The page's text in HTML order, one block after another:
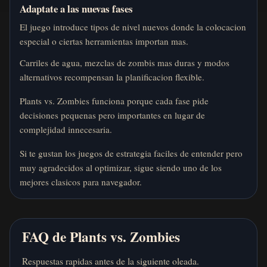
Adaptate a las nuevas fases
El juego introduce tipos de nivel nuevos donde la colocacion
especial o ciertas herramientas importan mas.
Carriles de agua, mezclas de zombis mas duras y modos
alternativos recompensan la planificacion flexible.
Plants vs. Zombies funciona porque cada fase pide
decisiones pequenas pero importantes en lugar de
complejidad innecesaria.
Si te gustan los juegos de estrategia faciles de entender pero
muy agradecidos al optimizar, sigue siendo uno de los
mejores clasicos para navegador.
FAQ de Plants vs. Zombies
Respuestas rapidas antes de la siguiente oleada.